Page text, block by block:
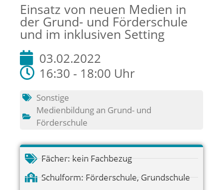
Einsatz von neuen Medien in
der Grund- und Förderschule
und im inklusiven Setting
03.02.2022
16:30 - 18:00 Uhr
Sonstige
Medienbildung an Grund- und
Förderschule
Fächer: kein Fachbezug
Schulform: Förderschule, Grundschule